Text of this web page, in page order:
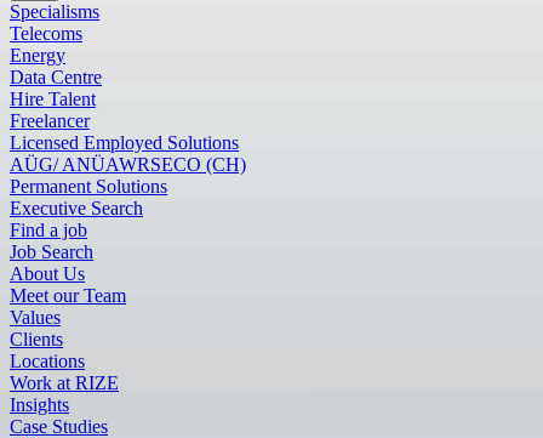
Specialisms
Telecoms
Energy
Data Centre
Hire Talent
Freelancer
Licensed Employed Solutions
AÜG/ ANÜAWRSECO (CH)
Permanent Solutions
Executive Search
Find a job
Job Search
About Us
Meet our Team
Values
Clients
Locations
Work at RIZE
Insights
Case Studies